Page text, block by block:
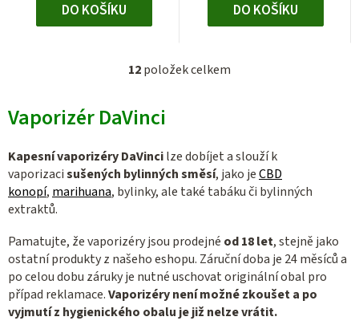
DO KOŠÍKU DO KOŠÍKU
O
d
a
c
r
v
k
y
12položek celkem
Vaporizér DaVinci
Kapesní vaporizéryDaVincilze dobíjet aslouží k
vaporizacisušených bylinných směsí, jako jeCBD
konopí, marihuana, bylinky, ale také tabáku či bylinných
extraktů.
Pamatujte, že vaporizéry jsou prodejné od 18 let, stejně jako
ostatní produkty z našeho eshopu. Záruční doba je 24 měsíců a
po celou dobu záruky je nutné uschovat originální obal pro
případ reklamace.Vaporizéry není možné zkoušeta po
vyjmutí z hygienického obalu je již nelze vrátit.